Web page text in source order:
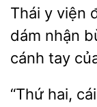
Thái y viện
dám nhận
cánh tay
“Thứ hai,